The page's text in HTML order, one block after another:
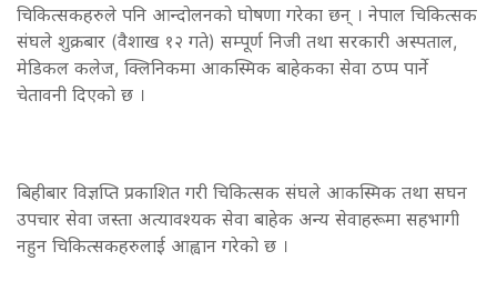
चिकित्सकहरुले पनि आन्दोलनको घोषणा गरेका छन् । नेपाल चिकित्सक
संघले शुक्रबार (वैशाख १२ गते) सम्पूर्ण निजी तथा सरकारी अस्पताल,
मेडिकल कलेज, क्लिनिकमा आकस्मिक बाहेकका सेवा ठप्प पार्ने
चेतावनी दिएको छ ।
बिहीबार विज्ञप्ति प्रकाशित गरी चिकित्सक संघले आकस्मिक तथा सघन
उपचार सेवा जस्ता अत्यावश्यक सेवा बाहेक अन्य सेवाहरूमा सहभागी
नहुन चिकित्सकहरुलाई आह्वान गरेको छ ।